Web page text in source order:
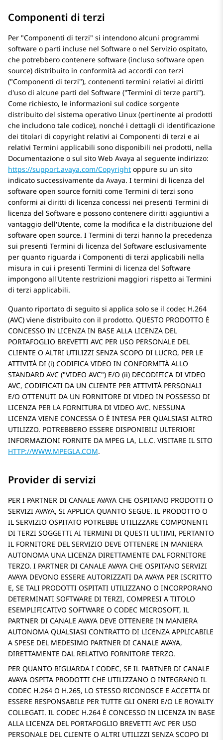
Componenti di terzi
Per Componenti di terzi si intendono alcuni programmi
software o parti incluse nel Software o nel Servizio ospitato,
che potrebbero contenere software (incluso software open
source) distribuito in conformità ad accordi con terzi
( Componenti di terzi ), contenenti termini relativi ai diritti
d'uso di alcune parti del Software ( Termini di terze parti ).
Come richiesto, le informazioni sul codice sorgente
distribuito del sistema operativo Linux (pertinente ai prodotti
che includono tale codice), nonché i dettagli di identificazione
dei titolari di copyright relativi ai Componenti di terzi e ai
relativi Termini applicabili sono disponibili nei prodotti, nella
Documentazione o sul sito Web Avaya al seguente indirizzo:
https://support.avaya.com/Copyright oppure su un sito
indicato successivamente da Avaya. I termini di licenza del
software open source forniti come Termini di terzi sono
conformi ai diritti di licenza concessi nei presenti Termini di
licenza del Software e possono contenere diritti aggiuntivi a
vantaggio dell'Utente, come la modifica e la distribuzione del
software open source. I Termini di terzi hanno la precedenza
sui presenti Termini di licenza del Software esclusivamente
per quanto riguarda i Componenti di terzi applicabili nella
misura in cui i presenti Termini di licenza del Software
impongono all'Utente restrizioni maggiori rispetto ai Termini
di terzi applicabili.
Quanto riportato di seguito si applica solo se il codec H.264
(AVC) viene distribuito con il prodotto. QUESTO PRODOTTO È
CONCESSO IN LICENZA IN BASE ALLA LICENZA DEL
PORTAFOGLIO BREVETTI AVC PER USO PERSONALE DEL
CLIENTE O ALTRI UTILIZZI SENZA SCOPO DI LUCRO, PER LE
ATTIVITÀ DI (i) CODIFICA VIDEO IN CONFORMITÀ ALLO
STANDARD AVC ( VIDEO AVC ) E/O (ii) DECODIFICA DI VIDEO
AVC, CODIFICATI DA UN CLIENTE PER ATTIVITÀ PERSONALI
E/O OTTENUTI DA UN FORNITORE DI VIDEO IN POSSESSO DI
LICENZA PER LA FORNITURA DI VIDEO AVC. NESSUNA
LICENZA VIENE CONCESSA O È INTESA PER QUALSIASI ALTRO
UTILIZZO. POTREBBERO ESSERE DISPONIBILI ULTERIORI
INFORMAZIONI FORNITE DA MPEG LA, L.L.C. VISITARE IL SITO
HTTP://WWW.MPEGLA.COM.
Provider di servizi
PER I PARTNER DI CANALE AVAYA CHE OSPITANO PRODOTTI O
SERVIZI AVAYA, SI APPLICA QUANTO SEGUE. IL PRODOTTO O
IL SERVIZIO OSPITATO POTREBBE UTILIZZARE COMPONENTI
DI TERZI SOGGETTI AI TERMINI DI QUESTI ULTIMI, PERTANTO
IL FORNITORE DEL SERVIZIO DEVE OTTENERE IN MANIERA
AUTONOMA UNA LICENZA DIRETTAMENTE DAL FORNITORE
TERZO. I PARTNER DI CANALE AVAYA CHE OSPITANO SERVIZI
AVAYA DEVONO ESSERE AUTORIZZATI DA AVAYA PER ISCRITTO
E, SE TALI PRODOTTI OSPITATI UTILIZZANO O INCORPORANO
DETERMINATI SOFTWARE DI TERZI, COMPRESI A TITOLO
ESEMPLIFICATIVO SOFTWARE O CODEC MICROSOFT, IL
PARTNER DI CANALE AVAYA DEVE OTTENERE IN MANIERA
AUTONOMA QUALSIASI CONTRATTO DI LICENZA APPLICABILE
A SPESE DEL MEDESIMO PARTNER DI CANALE AVAYA,
DIRETTAMENTE DAL RELATIVO FORNITORE TERZO.
PER QUANTO RIGUARDA I CODEC, SE IL PARTNER DI CANALE
AVAYA OSPITA PRODOTTI CHE UTILIZZANO O INTEGRANO IL
CODEC H.264 O H.265, LO STESSO RICONOSCE E ACCETTA DI
ESSERE RESPONSABILE PER TUTTE GLI ONERI E/O LE ROYALTY
COLLEGATI. IL CODEC H.264 È CONCESSO IN LICENZA IN BASE
ALLA LICENZA DEL PORTAFOGLIO BREVETTI AVC PER USO
PERSONALE DEL CLIENTE O ALTRI UTILIZZI SENZA SCOPO DI